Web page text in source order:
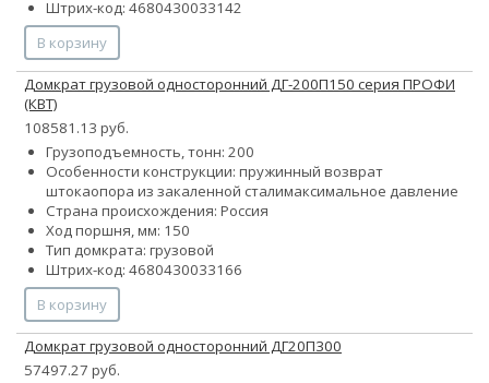
Штрих-код: 4680430033142
В корзину
Домкрат грузовой односторонний ДГ-200П150 серия ПРОФИ
(КВТ)
108581.13 руб.
Грузоподъемность, тонн: 200
Особенности конструкции: пружинный возврат
штокаопора из закаленной сталимаксимальное давление
Страна происхождения: Россия
Ход поршня, мм: 150
Тип домкрата: грузовой
Штрих-код: 4680430033166
В корзину
Домкрат грузовой односторонний ДГ20П300
57497.27 руб.